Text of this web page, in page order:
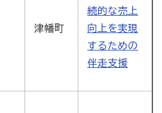
津幡町
続的な売上
向上を実現
するための
伴走支援